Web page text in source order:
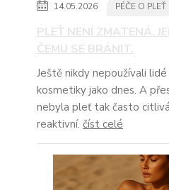
14.05.2026 PÉČE O PLEŤ
PLEŤ NENÍ ZMATENÁ.
ČEMU SE BRÁNIT.
Ještě nikdy nepoužívali
kosmetiky jako dnes. A
nebyla pleť tak často
reaktivní. číst celé